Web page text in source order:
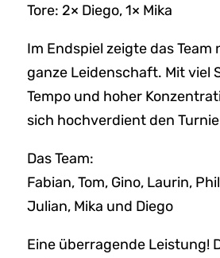
Tore: 2× Diego, 1× Mika
Im Endspiel zeigte das Team
ganze Leidenschaft. Mit viel
Tempo und hoher
sich hochverdient den
Das Team:
Fabian, Tom, Gino, Laurin,
Julian, Mika und Diego
Eine überragende Leistung!